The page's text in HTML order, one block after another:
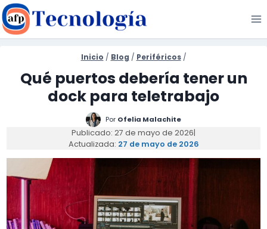
Saltar
al
contenido
Inicio / Blog / Periféricos /
Qué puertos debería tener un
dock para teletrabajo
Por Ofelia Malachite
Publicado: 27 de mayo de 2026|
Actualizada: 27 de mayo de 2026